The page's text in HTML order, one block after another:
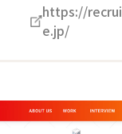
https://
e.jp/